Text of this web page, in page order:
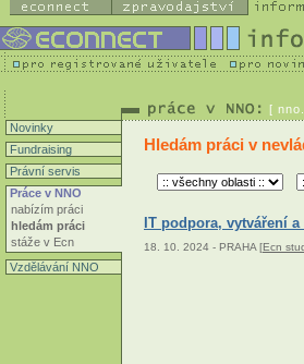
[
Novinky
Fundraising
Právní servis
Práce v NNO
nabízím práci
hledám práci
stáže v Ecn
Vzdělávání NNO
Hledám práci v
IT podpora, vytváření
18. 10. 2024 - PRAHA [Ecn